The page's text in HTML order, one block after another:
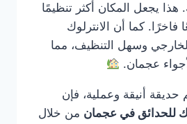
هذا يجعل المكان أكثر تنظيمًا
فاخرًا. كما أن الانترلوك
وسهل التنظيف، مما
عجمان.
حديقة أنيقة وعملية، فإن
للحدائق في عجمان من خلال